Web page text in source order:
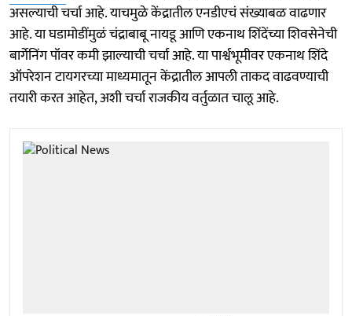
असल्याची चर्चा आहे. याचमुळे केंद्रातील एनडीएचं संख्याबळ वाढणार
आहे. या घडामोडींमुळं चंद्राबाबू नायडू आणि एकनाथ शिंदेंच्या शिवसेनेची
बार्गेनिंग पॉवर कमी झाल्याची चर्चा आहे. या पार्श्वभूमीवर एकनाथ शिंदे
ऑपरेशन टायगरच्या माध्यमातून केंद्रातील आपली ताकद वाढवण्याची
तयारी करत आहेत, अशी चर्चा राजकीय वर्तुळात चालू आहे.